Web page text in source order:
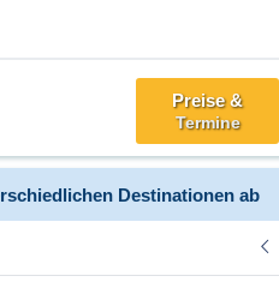
Preise &
Termine
Destinationen ab